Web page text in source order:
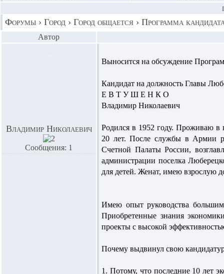
Форумы › Город › Город общается › Программа
Автор
Владимир Николаевич
Сообщения: 1
Выносится на обсуждение
Кандидат на должность Главы
Е В Т У Ш Е Н К О
Владимир Николаевич
Родился в 1952 году. Проживаю в
20 лет. После службы в Армии
Счетной Палаты России,
администрации поселка
для детей. Женат, имею взрослую
Имею опыт руководства
Приобретенные знания
проекты с высокой
Почему выдвинул свою
1. Потому, что последние 10 лет